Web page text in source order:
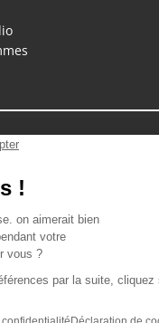
/ Android
l'application